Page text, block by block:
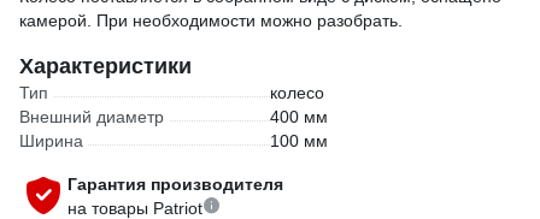
камерой. При необходимости можно разобрать.
Характеристики
Тип
колесо
Внешний диаметр
400 мм
Ширина
100 мм
Гарантия производителя
на товары Patriot